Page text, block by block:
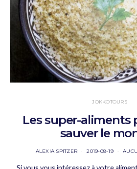
JOKKOTOURS
Les super-aliments
sauver le
ALEXIA SPITZER 2019-08-19